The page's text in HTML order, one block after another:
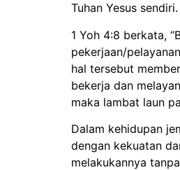
Tuhan Yesus sendiri.
1 Yoh 4:8 berkata,
pekerjaan/
hal tersebut
bekerja dan
maka lambat laun
Dalam kehidupan
dengan kekuatan
melakukannya